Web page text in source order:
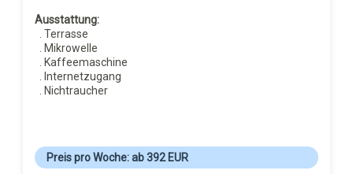
Ausstattung:
. Terrasse
. Mikrowelle
. Kaffeemaschine
. Internetzugang
. Nichtraucher
Preis pro Woche: ab 392 EUR